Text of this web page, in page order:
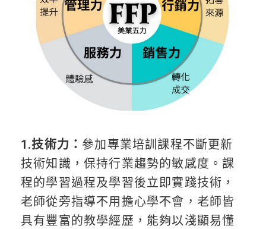
1.技術力： 參加專業培訓課程不斷更新
技術知識，保持行業趨勢的敏感度。課
程的學習過程及學習後立即實踐技術，
老師從旁指導不用擔心學不會，老師皆
具有豐富的教學經歷，能夠以淺顯易懂